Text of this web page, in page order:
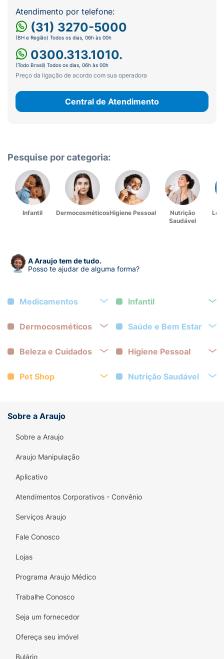
Atendimento por telefone:
(31) 3270-5000
(BH e Região) Todos os dias, 06h às 00h
0300.313.1010.
(Todo Brasil) Todos os dias, 06h às 00h
Preço da ligação de acordo com sua operadora
Central de Atendimento
Pesquise por categoria:
Infantil DermocosméticosHigiene Pessoal
Nutrição
Saudável
A Araujo tem de tudo.
Posso te ajudar de alguma forma?
Medicamentos Infantil
Dermocosméticos Saúde e Bem Estar
Beleza e Cuidados Higiene Pessoal
Pet Shop Nutrição Saudável
Sobre a Araujo
Sobre a Araujo
Araujo Manipulação
Aplicativo
Atendimentos Corporativos - Convênio
Serviços Araujo
Fale Conosco
Lojas
Programa Araujo Médico
Trabalhe Conosco
Seja um fornecedor
Ofereça seu imóvel
Bulário